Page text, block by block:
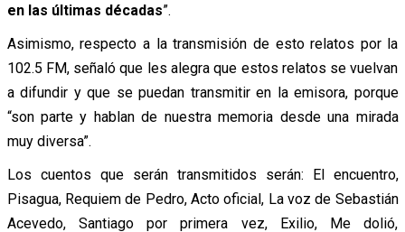
en las últimas décadas”.
Asimismo, respecto a la transmisión de esto relatos por la
102.5 FM, señaló que les alegra que estos relatos se vuelvan
a difundir y que se puedan transmitir en la emisora, porque
“son parte y hablan de nuestra memoria desde una mirada
muy diversa”.
Los cuentos que serán transmitidos serán: El encuentro,
Pisagua, Requiem de Pedro, Acto oficial, La voz de Sebastián
Acevedo, Santiago por primera vez, Exilio, Me dolió,